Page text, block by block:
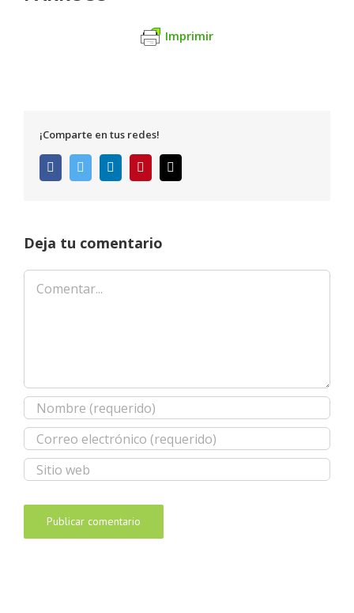
Imprimir
¡Comparte en tus redes!
FacebookTwitter LinkedInPinterest
electrónico
Deja tu comentario
Comentar